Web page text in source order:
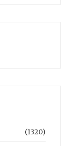
(1320)